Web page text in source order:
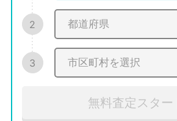
2
3
無料査定スター